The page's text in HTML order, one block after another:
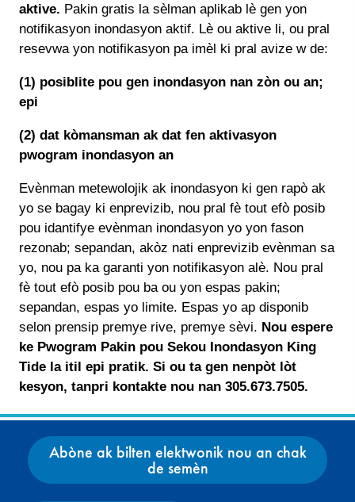
aktive. Pakin gratis la sèlman aplikab lè gen yon
notifikasyon inondasyon aktif. Lè ou aktive li, ou pral
resevwa yon notifikasyon pa imèl ki pral avize w de:
(1) posiblite pou gen inondasyon nan zòn ou an;
epi
(2) dat kòmansman ak dat fen aktivasyon
pwogram inondasyon an
Evènman metewolojik ak inondasyon ki gen rapò ak
yo se bagay ki enprevizib, nou pral fè tout efò posib
pou idantifye evènman inondasyon yo yon fason
rezonab; sepandan, akòz nati enprevizib evènman sa
yo, nou pa ka garanti yon notifikasyon alè. Nou pral
fè tout efò posib pou ba ou yon espas pakin;
sepandan, espas yo limite. Espas yo ap disponib
selon prensip premye rive, premye sèvi. Nou espere
ke Pwogram Pakin pou Sekou Inondasyon King
Tide la itil epi pratik. Si ou ta gen nenpòt lòt
kesyon, tanpri kontakte nou nan 305.673.7505.
Abòne ak bilten elektwonik nou an chak
de semèn